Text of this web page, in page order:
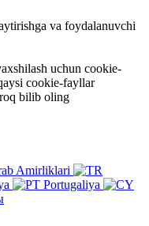
va foydalanuvchi
uchun cookie-
cookie-fayllar
bilib oling
Amirliklari
Portugaliya